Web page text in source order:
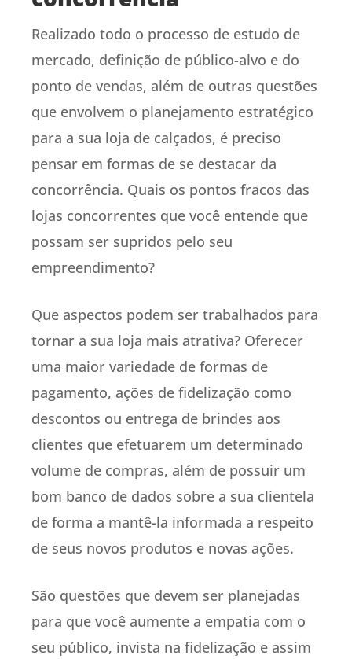
Realizado todo o processo de estudo de
mercado, definição de público-alvo e do
ponto de vendas, além de outras questões
que envolvem o planejamento estratégico
para a sua loja de calçados, é preciso
pensar em formas de se destacar da
concorrência. Quais os pontos fracos das
lojas concorrentes que você entende que
possam ser supridos pelo seu
empreendimento?
Que aspectos podem ser trabalhados para
tornar a sua loja mais atrativa? Oferecer
uma maior variedade de formas de
pagamento, ações de fidelização como
descontos ou entrega de brindes aos
clientes que efetuarem um determinado
volume de compras, além de possuir um
bom banco de dados sobre a sua clientela
de forma a mantê-la informada a respeito
de seus novos produtos e novas ações.
São questões que devem ser planejadas
para que você aumente a empatia com o
seu público, invista na fidelização e assim